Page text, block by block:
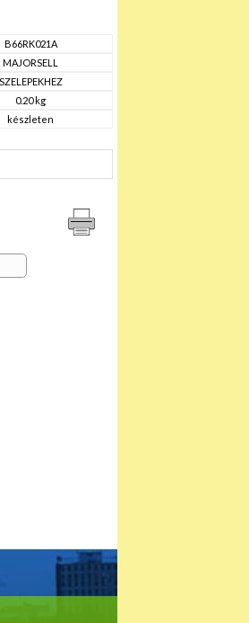
B66RK021A
MAJORSELL
SZELEPEKHEZ
0.20 kg
készleten